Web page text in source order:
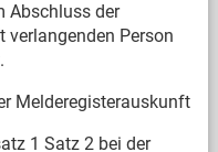
Abschluss der
verlangenden Person
Melderegisterauskunft
1 Satz 2 bei der